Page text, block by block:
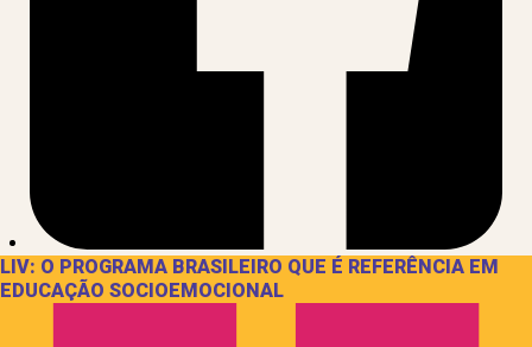
LIV: O PROGRAMA BRASILEIRO QUE É REFERÊNCIA EM
EDUCAÇÃO SOCIOEMOCIONAL